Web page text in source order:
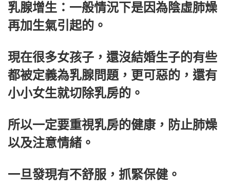
乳腺增生：一般情況下是因為陰虛肺燥
再加生氣引起的。
現在很多女孩子，還沒結婚生子的有些
都被定義為乳腺問題，更可惡的，還有
小小女生就切除乳房的。
所以一定要重視乳房的健康，防止肺燥
以及注意情緒。
一旦發現有不舒服，抓緊保健。